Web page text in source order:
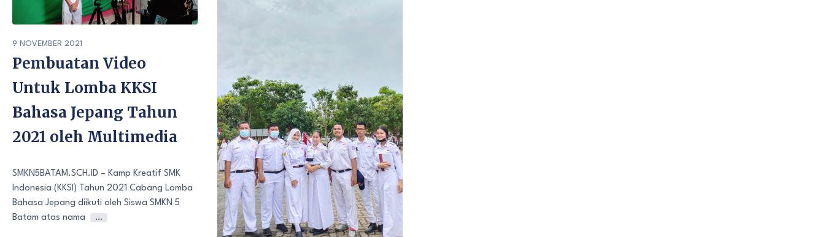
9 NOVEMBER 2021
Pembuatan Video
Untuk Lomba KKSI
Bahasa Jepang Tahun
2021 oleh Multimedia
SMKN5BATAM.SCH.ID – Kamp Kreatif SMK
Indonesia (KKSI) Tahun 2021 Cabang Lomba
Bahasa Jepang diikuti oleh Siswa SMKN 5
Batam atas nama
…